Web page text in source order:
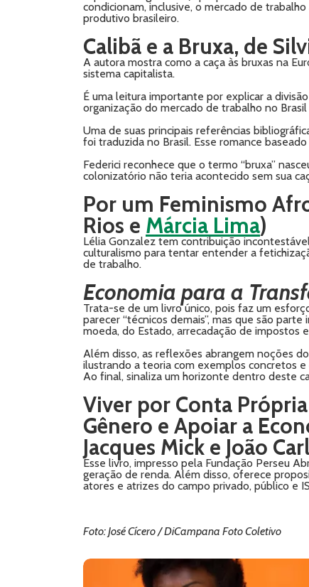
condicionam, inclusive, o mercado de
produtivo brasileiro.
Calibã e a Bruxa, de
A autora mostra como a caça às bruxas na
sistema capitalista.
É uma leitura importante por explicar a
organização do mercado de trabalho no
Uma de suas principais referências
foi traduzida no Brasil. Esse romance
Federici reconhece que o termo “bruxa”
colonizatório não teria acontecido sem sua
Por um Feminismo
Rios e Márcia Lima)
Lélia Gonzalez tem contribuição
culturalismo para tentar entender a
de trabalho.
Economia para a
Trata-se de um livro único, pois faz um
parecer “técnicos demais”, mas que são
moeda, do Estado, arrecadação de impostos
Além disso, as reflexões abrangem noções
ilustrando a teoria com exemplos concretos
Ao final, sinaliza um horizonte dentro deste
Viver por Conta
Gênero e Apoiar a
Jacques Mick e João
Esse livro, impresso pela Fundação Perseu
geração de renda. Além disso, oferece
atores e atrizes do campo privado, público e
Foto: José Cícero / DiCampana Foto Coletivo